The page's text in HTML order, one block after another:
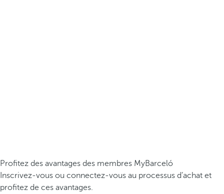
Profitez des avantages des membres MyBarceló
Inscrivez-vous ou connectez-vous au processus d’achat et
profitez de ces avantages.